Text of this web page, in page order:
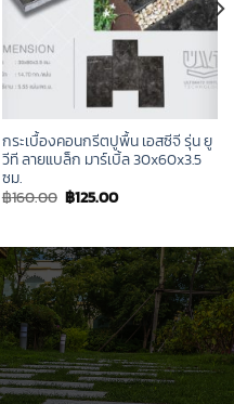
กระเบื้องคอนกรีตปูพื้น เอสซีจี รุ่น ยู
วีที ลายแบล็ก มาร์เบิ้ล 30x60x3.5
ซม.
฿160.00 Original
price
฿125.00Current